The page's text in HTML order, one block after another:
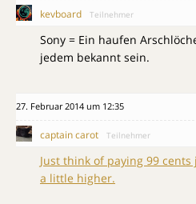
kevboard Teilnehmer
Sony = Ein haufen
jedem bekannt sein.
27. Februar 2014 um 12:35
captain carot Teilnehmer
Just think of paying 99
a little higher.